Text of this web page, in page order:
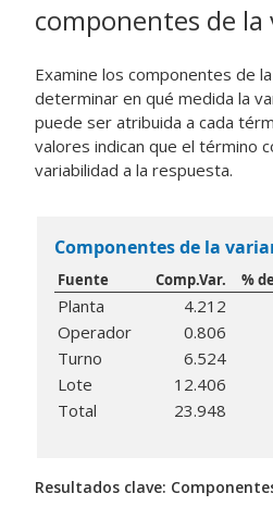
componentes de la
Examine los componentes de
determinar en qué medida la
puede ser atribuida a cada
valores indican que el término
variabilidad a la respuesta.
Componentes de la
Fuente Comp.Var. %
Planta 4.212
Operador
0.806
Turno
6.524
Lote
12.406
Total
23.948
Resultados clave: